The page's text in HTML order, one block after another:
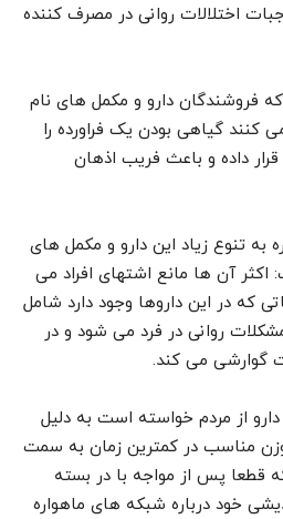
اختلالات روانی در مصرف کننده
فروشندگان دارو و مکمل های نام
کنند گیاهی بودن یک فراورده را
داده و باعث فریب اذهان
به تنوع زیاد این دارو و مکمل های
اکثر آن ها مانع اشتهای افراد می
که در این داروها وجود دارد شامل
روانی در فرد می شود و در
گوارشی می کند.
از مردم خواسته است به دلیل
مناسب در کمترین زمان به سمت
قطعا پس از مواجه با در بسته
خود درباره شبکه های ماهواره